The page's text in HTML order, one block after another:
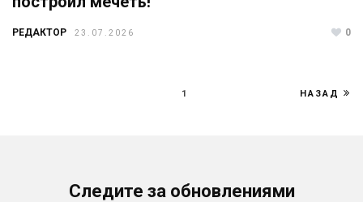
РЕДАКТОР 23.07.2026 0
1 НАЗАД
Следите за обновлениями